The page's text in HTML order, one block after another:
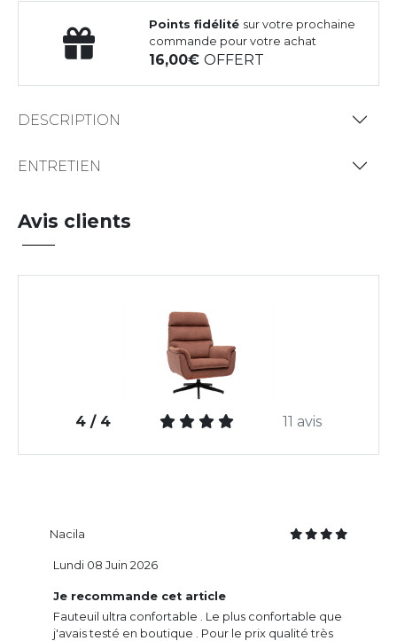
Points fidélité sur votre prochaine
commande pour votre achat
16,00OFFERT
DESCRIPTION
ENTRETIEN
Avis clients
4 / 4 11 avis
Nacila
Je recommande cet article
Fauteuil ultra confortable . Le plus confortable que
j'avais testé en boutique . Pour le prix qualité très
Lundi 08 Juin 2026